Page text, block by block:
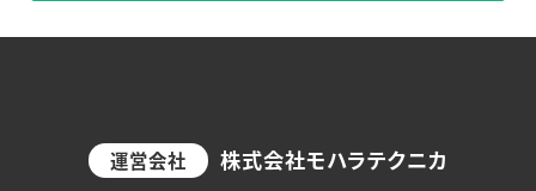
運営会社 株式会社モハラテクニカ